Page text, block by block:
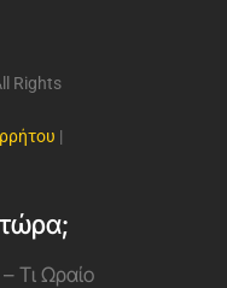
Rights
|
τώρα;
Τι Ωραίο